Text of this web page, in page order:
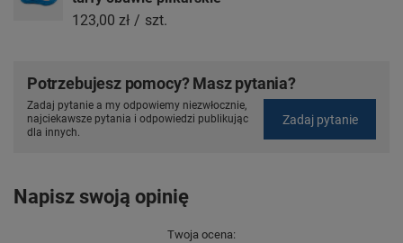
123,00 zł / szt.
Potrzebujesz pomocy? Masz pytania?
Zadaj pytanie a my odpowiemy niezwłocznie,
najciekawsze pytania i odpowiedzi publikując
dla innych.
Zadaj pytanie
Napisz swoją opinię
Twoja ocena: